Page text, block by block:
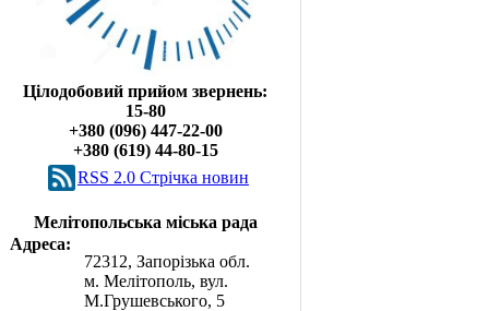
Цілодобовий прийом звернень:
15-80
+380 (096) 447-22-00
+380 (619) 44-80-15
RSS 2.0 Cтрічка новин
Мелітопольська міська рада
Адреса:
72312, Запорізька обл.
м. Мелітополь, вул.
М.Грушевського, 5